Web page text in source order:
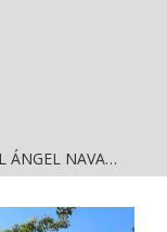
FORTALECE GOBERNADOR MIGUEL ÁNGEL NAVARRO LA COORDINACIÓN CON EL SECTOR EDUCATIVO EN NAYARIT